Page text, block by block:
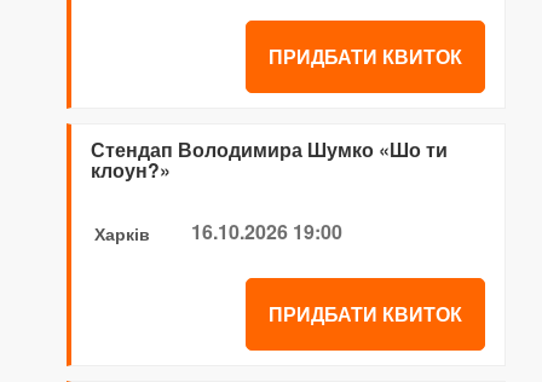
ПРИДБАТИ КВИТОК
Стендап Володимира Шумко «Шо ти
клоун?»
Харків 16.10.2026 19:00
ПРИДБАТИ КВИТОК